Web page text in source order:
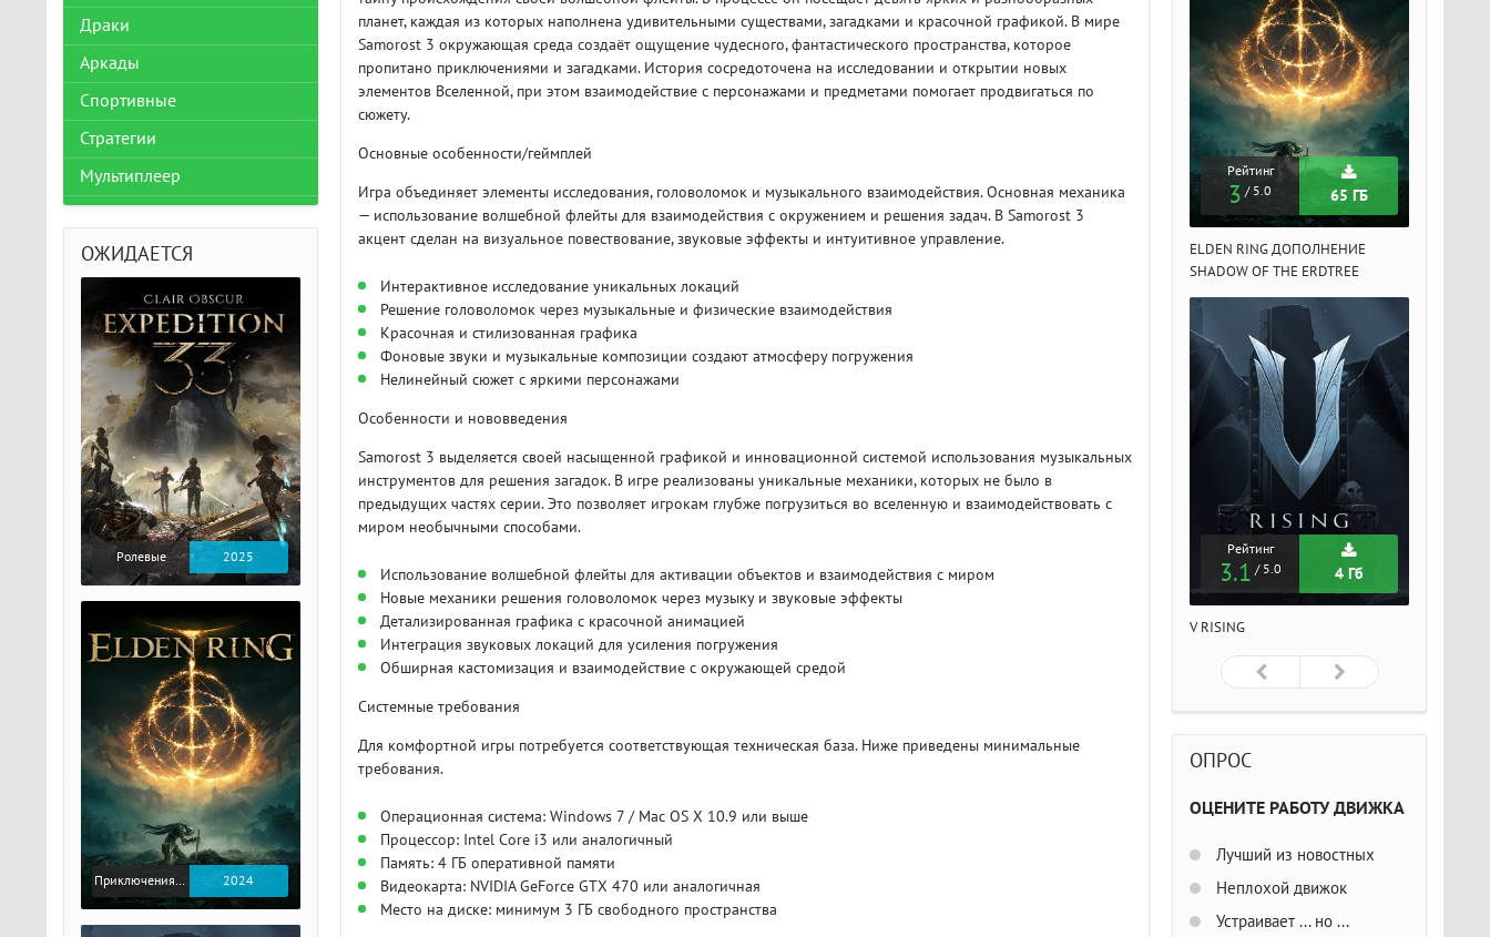
планет, каждая из которых наполнена удивительными существами, загадками и красочной графикой. В мире
Samorost 3 окружающая среда создаёт ощущение чудесного, фантастического пространства, которое
пропитано приключениями и загадками. История сосредоточена на исследовании и открытии новых
элементов Вселенной, при этом взаимодействие с персонажами и предметами помогает продвигаться по
сюжету.
Основные особенности/геймплей
Игра объединяет элементы исследования, головоломок и музыкального взаимодействия. Основная механика
— использование волшебной флейты для взаимодействия с окружением и решения задач. В Samorost 3
акцент сделан на визуальное повествование, звуковые эффекты и интуитивное управление.
Интерактивное исследование уникальных локаций
Решение головоломок через музыкальные и физические взаимодействия
Красочная и стилизованная графика
Фоновые звуки и музыкальные композиции создают атмосферу погружения
Нелинейный сюжет с яркими персонажами
Особенности и нововведения
Samorost 3 выделяется своей насыщенной графикой и инновационной системой использования музыкальных
инструментов для решения загадок. В игре реализованы уникальные механики, которых не было в
предыдущих частях серии. Это позволяет игрокам глубже погрузиться во вселенную и взаимодействовать с
миром необычными способами.
Использование волшебной флейты для активации объектов и взаимодействия с миром
Новые механики решения головоломок через музыку и звуковые эффекты
Детализированная графика с красочной анимацией
Интеграция звуковых локаций для усиления погружения
Обширная кастомизация и взаимодействие с окружающей средой
Системные требования
Для комфортной игры потребуется соответствующая техническая база. Ниже приведены минимальные
требования.
Операционная система: Windows 7 / Mac OS X 10.9 или выше
Процессор: Intel Core i3 или аналогичный
Память: 4 ГБ оперативной памяти
Видеокарта: NVIDIA GeForce GTX 470 или аналогичная
Место на диске: минимум 3 ГБ свободного пространства
Драки
Аркады
Спортивные
Стратегии
Мультиплеер
ОЖИДАЕТСЯ
Ролевые 2025
Приключения / Экшен / Ролевые 2024
3/ 5.0 65 ГБ
ELDEN RING ДОПОЛНЕНИЕ
3.1/ 5.0 4 Гб
3/ 5.0 65 ГБ
ELDEN RING ДОПОЛНЕНИЕ
Рейтинг
3 / 5.0 65 ГБ
ELDEN RING ДОПОЛНЕНИЕ
SHADOW OF THE ERDTREE
Рейтинг
3.1 / 5.0 4 Гб
V RISING
ОПРОС
ОЦЕНИТЕ РАБОТУ ДВИЖКА
Лучший из новостных
Неплохой движок
Устраивает ... но ...